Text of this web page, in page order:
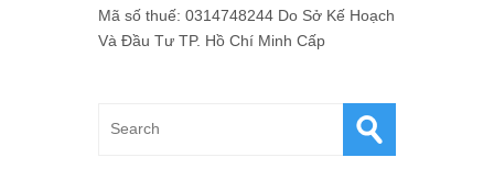
Mã số thuế: 0314748244 Do Sở Kế Hoạch
Và Đầu Tư TP. Hồ Chí Minh Cấp